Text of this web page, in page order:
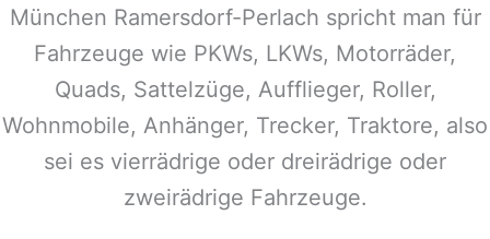
München Ramersdorf-Perlach spricht man für
Fahrzeuge wie PKWs, LKWs, Motorräder,
Quads, Sattelzüge, Aufflieger, Roller,
Wohnmobile, Anhänger, Trecker, Traktore, also
sei es vierrädrige oder dreirädrige oder
zweirädrige Fahrzeuge.